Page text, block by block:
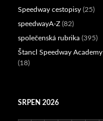
Speedway cestopisy (25)
speedwayA-Z (82)
společenská rubrika (395)
Štancl Speedway Academy
(18)
SRPEN 2026